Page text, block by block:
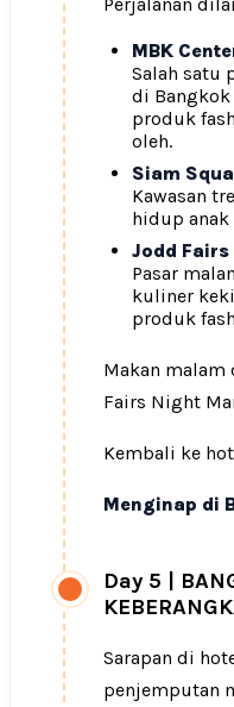
MBK
Salah satu
di Bangkok
produk
oleh.
Siam
Kawasan
hidup
Jodd
Pasar
kuliner
produk
Makan malam
Fairs Night
Kembali ke
Menginap di
Day 5 |
Sarapan di
penjemputan